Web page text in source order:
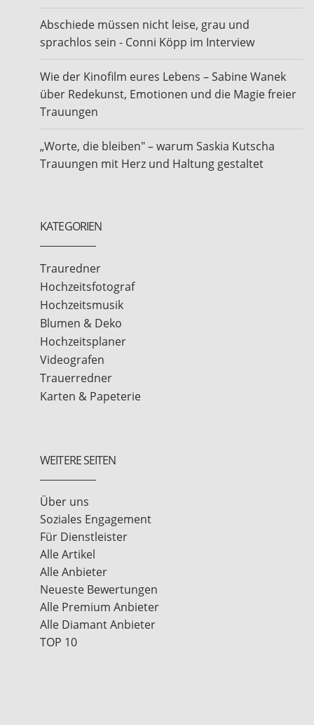
Abschiede müssen nicht leise, grau und
sprachlos sein - Conni Köpp im Interview
Wie der Kinofilm eures Lebens – Sabine Wanek
über Redekunst, Emotionen und die Magie freier
Trauungen
„Worte, die bleiben" – warum Saskia Kutscha
Trauungen mit Herz und Haltung gestaltet
KATEGORIEN
Trauredner
Hochzeitsfotograf
Hochzeitsmusik
Blumen & Deko
Hochzeitsplaner
Videografen
Trauerredner
Karten & Papeterie
WEITERE SEITEN
Über uns
Soziales Engagement
Für Dienstleister
Alle Artikel
Alle Anbieter
Neueste Bewertungen
Alle Premium Anbieter
Alle Diamant Anbieter
TOP 10